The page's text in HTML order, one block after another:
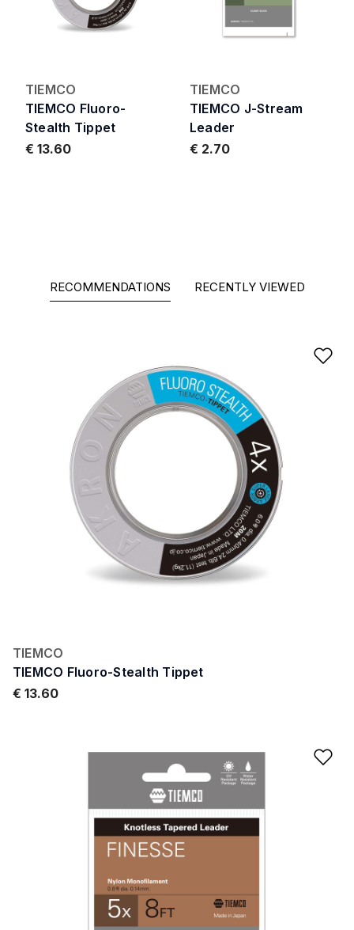
TIEMCO
TIEMCO Fluoro-
Stealth Tippet
€ 13.60
TIEMCO
TIEMCO J-Stream
Leader
€ 2.70
RECOMMENDATIONS RECENTLY VIEWED
TIEMCO
TIEMCO Fluoro-Stealth Tippet
€ 13.60